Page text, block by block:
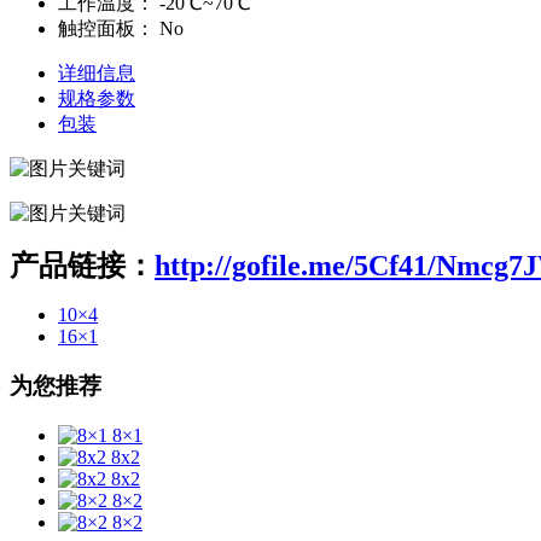
触控面板：
No
详细信息
规格参数
包装
产品链接： http://gofile.me/5Cf41/
10×4
16×1
为您推荐
8×1
8x2
8x2
8×2
8×2